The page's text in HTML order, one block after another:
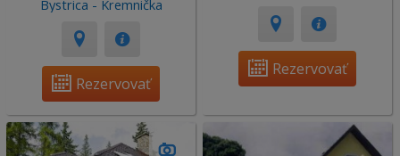
Bystrica - Kremnička
Rezervovať
Rezervovať